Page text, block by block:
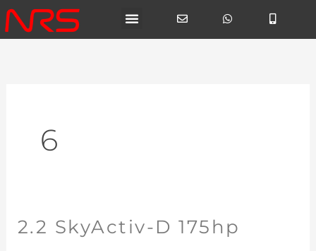
Ga
naar
de
6
2.2 SkyActiv-D 175hp
2.2